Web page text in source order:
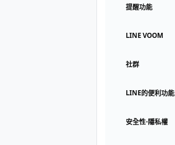
提醒功能
LINE VOOM
社群
LINE的便利功能
安全性⋅隱私權